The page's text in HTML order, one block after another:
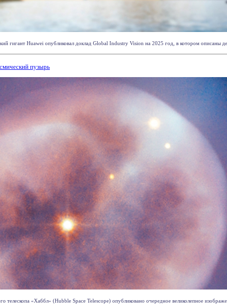
гигант Huawei опубликовал доклад Global Industry Vision на 2025 год, в котором описаны
пузырь
телескопа «Хаббл» (Hubble Space Telescope) опубликовано очередное великолепное